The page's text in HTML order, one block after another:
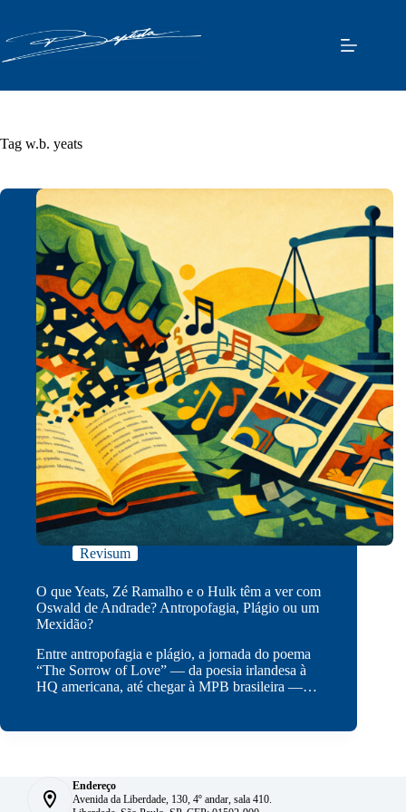
o
conteúdo
Tag w.b. yeats
Revisum
O que Yeats, Zé Ramalho e o Hulk têm a ver com
Oswald de Andrade? Antropofagia, Plágio ou um
Mexidão?
Entre antropofagia e plágio, a jornada do poema
“The Sorrow of Love” — da poesia irlandesa à
HQ americana, até chegar à MPB brasileira —…
Endereço
Avenida da Liberdade, 130, 4º andar, sala 410.